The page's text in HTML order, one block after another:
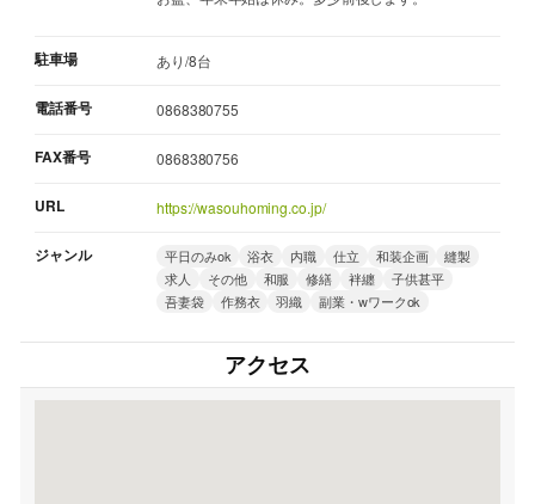
駐車場 あり/8台
電話番号 0868380755
FAX番号 0868380756
URL https://wasouhoming.co.jp/
ジャンル 平日のみok 浴衣 内職 仕立 和装企画
縫製
求人
その他 和服 修繕 袢纏
子供甚平
吾妻袋
作務衣 羽織 副業・wワークok
アクセス